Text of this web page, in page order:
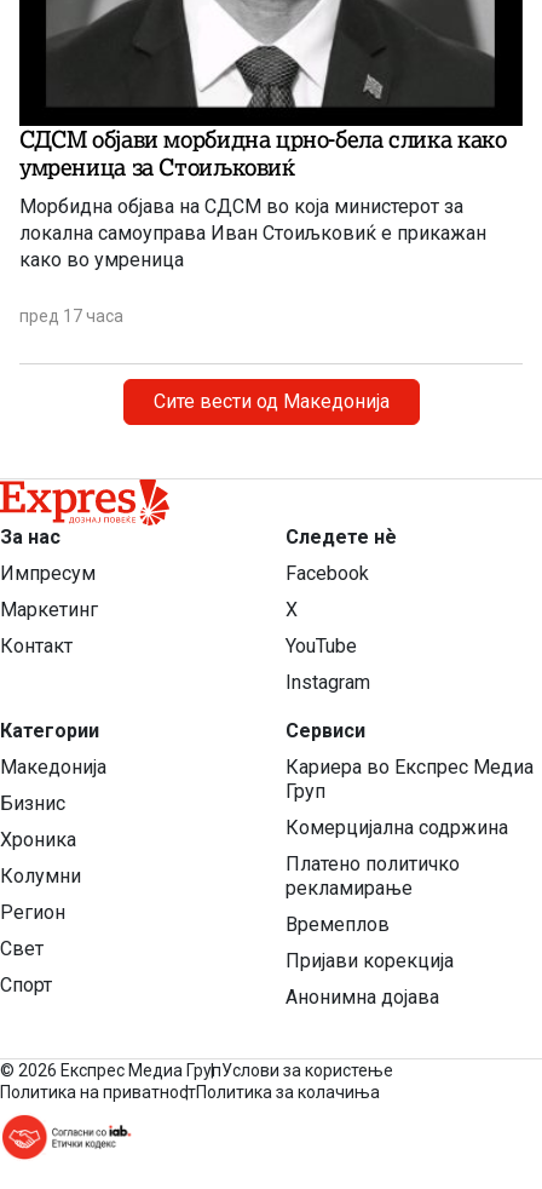
СДСМ објави морбидна црно-бела слика како
умреница за Стоиљковиќ
Морбидна објава на СДСМ во која министерот за
локална самоуправа Иван Стоиљковиќ е прикажан
како во умреница
пред 17 часа
Сите вести од Македонија
За нас
Импресум
Маркетинг
Контакт
Категории
Македонија
Бизнис
Хроника
Колумни
Регион
Свет
Спорт
Следете нѐ
Facebook
X
YouTube
Instagram
Сервиси
Кариера во Експрес Медиа
Груп
Комерцијална содржина
Платено политичко
рекламирање
Времеплов
Пријави корекција
Анонимна дојава
© 2026 Експрес Медиа ГрупУслови за користење
Политика на приватностПолитика за колачиња